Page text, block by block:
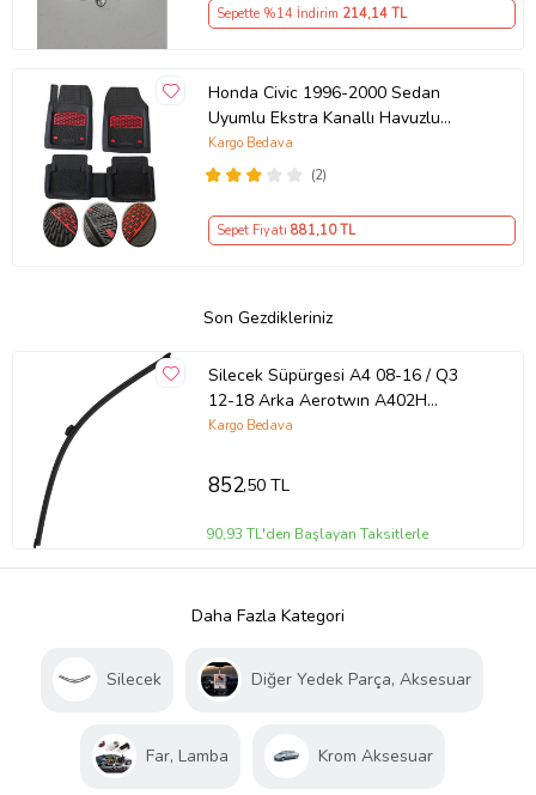
Sepette %14 İndirim 214,14 TL
Honda Civic 1996-2000 Sedan
Uyumlu Ekstra Kanallı Havuzlu
Paspas Seti Krom Kırmızı 4D
(2)
Kargo Bedava
Sepet Fiyatı 881,10 TL
Son Gezdikleriniz
Silecek Süpürgesi A4 08-16 / Q3
12-18 Arka Aerotwın A402H
(400Mm) (Oem No: 8K9955425)
Kargo Bedava
852,50 TL
90,93 TL'den Başlayan Taksitlerle
Daha Fazla Kategori
Silecek Diğer Yedek Parça, Aksesuar
Far, Lamba Krom Aksesuar